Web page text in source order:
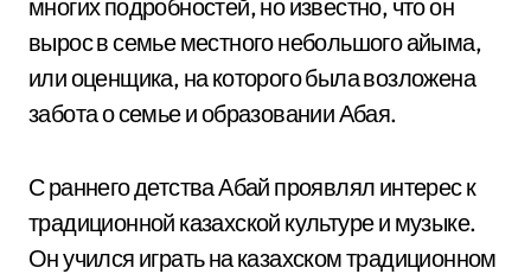
многих подробностей, но известно, что он
вырос в семье местного небольшого айыма,
или оценщика, на которого была возложена
забота о семье и образовании Абая.
С раннего детства Абай проявлял интерес к
традиционной казахской культуре и музыке.
Он учился играть на казахском традиционном